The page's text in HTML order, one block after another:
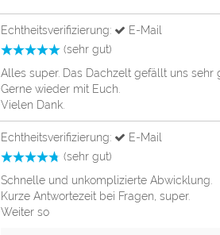
(sehr gut)
Echtheitsverifizierung: E-Mail
Alles super. Das Dachzelt gefällt uns sehr
Gerne wieder mit Euch.
Vielen Dank.
(sehr gut)
Echtheitsverifizierung: E-Mail
Schnelle und unkomplizierte Abwicklung.
Kurze Antwortezeit bei Fragen, super.
Weiter so